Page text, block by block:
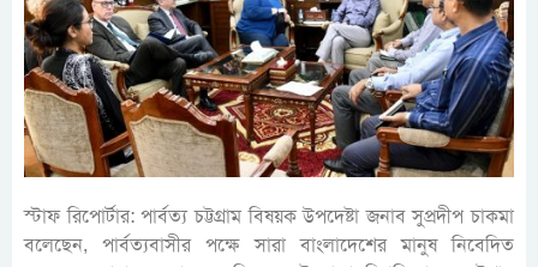
স্টাফ রিপোর্টার: পার্বত্য চট্টগ্রাম বিষয়ক উপদেষ্টা জনাব সুপ্রদীপ চাকমা
বলেছেন, পার্বত্যবাসীর পক্ষে সারা বাংলাদেশের মানুষ নিবেদিত